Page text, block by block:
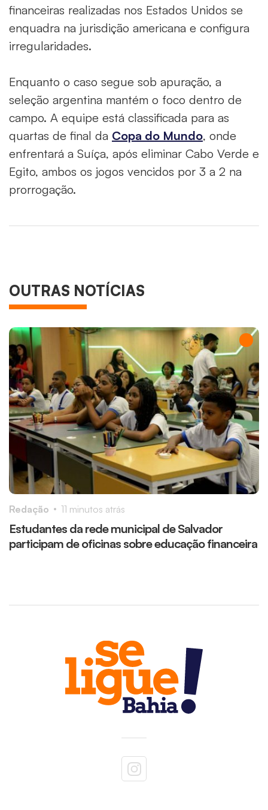
financeiras realizadas nos Estados Unidos se
enquadra na jurisdição americana e configura
irregularidades.
Enquanto o caso segue sob apuração, a
seleção argentina mantém o foco dentro de
campo. A equipe está classificada para as
quartas de final da Copa do Mundo, onde
enfrentará a Suíça, após eliminar Cabo Verde e
Egito, ambos os jogos vencidos por 3 a 2 na
prorrogação.
OUTRAS NOTÍCIAS
Estudantes da rede municipal de Salvador
participam de oficinas sobre educação financeira
Redação 11 minutos atrás